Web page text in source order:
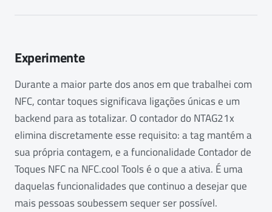
Experimente
Durante a maior parte dos anos em que trabalhei com
NFC, contar toques significava ligações únicas e um
backend para as totalizar. O contador do NTAG21x
elimina discretamente esse requisito: a tag mantém a
sua própria contagem, e a funcionalidade Contador de
Toques NFC na NFC.cool Tools é o que a ativa. É uma
daquelas funcionalidades que continuo a desejar que
mais pessoas soubessem sequer ser possível.